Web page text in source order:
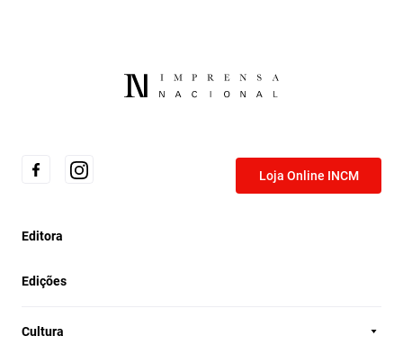
Loja Online INCM
Editora
Edições
Cultura